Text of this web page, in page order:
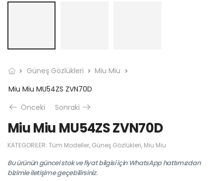
Güneş Gözlükleri
Miu Miu
Miu Miu MU54ZS ZVN70D
Önceki
Sonraki
Miu Miu MU54ZS ZVN70D
KATEGORILER: Tüm Modeller, Güneş Gözlükleri, Miu Miu
Bu ürünün güncel stok ve fiyat bilgisi için WhatsApp hattımızdan
bizimle iletişime geçebilirsiniz.